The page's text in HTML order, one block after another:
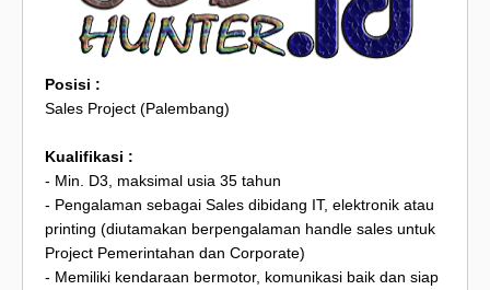
Posisi :
Sales Project (Palembang)
Kualifikasi :
- Min. D3, maksimal usia 35 tahun
- Pengalaman sebagai Sales dibidang IT, elektronik atau
printing (diutamakan berpengalaman handle sales untuk
Project Pemerintahan dan Corporate)
- Memiliki kendaraan bermotor, komunikasi baik dan siap